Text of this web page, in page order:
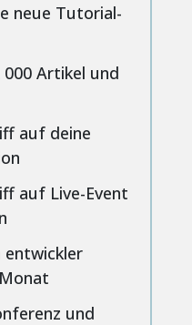
neue Tutorial-
Artikel und
auf deine
auf Live-Event
entwickler
und